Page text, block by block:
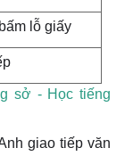
lỗ giấy
sở - Học tiếng
giao tiếp văn